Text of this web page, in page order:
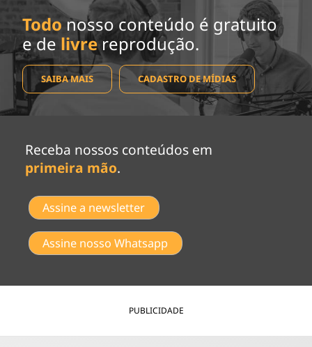
Todo nosso conteúdo é gratuito
e de livrereprodução.
SAIBA MAIS CADASTRO DE MÍDIAS
Receba nossos conteúdos em
primeira mão.
Assine a newsletter
Assine nosso Whatsapp
PUBLICIDADE